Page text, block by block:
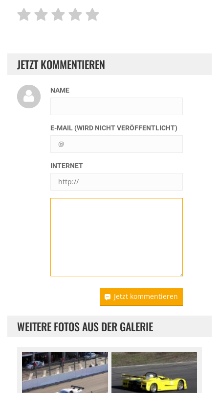
JETZT KOMMENTIEREN
NAME
E-MAIL (WIRD NICHT VERÖFFENTLICHT)
INTERNET
Jetzt kommentieren
WEITERE FOTOS AUS DER GALERIE